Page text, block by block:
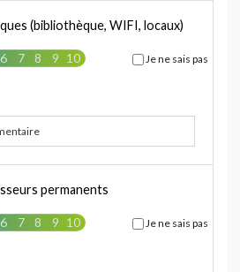
(bibliothèque, WIFI, locaux)
6 7 8 9 10 Je ne sais pas
permanents
6 7 8 9 10 Je ne sais pas